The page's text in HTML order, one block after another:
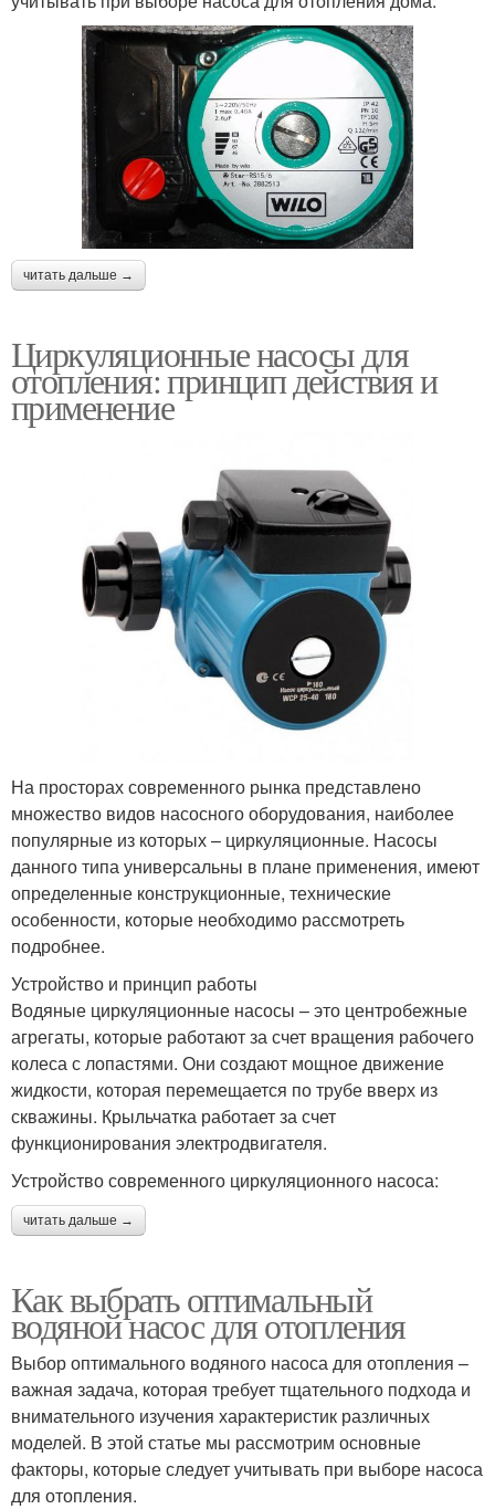
читать дальше →
Циркуляционные насосы для
отопления: принцип действия и
применение
На просторах современного рынка представлено
множество видов насосного оборудования, наиболее
популярные из которых – циркуляционные. Насосы
данного типа универсальны в плане применения, имеют
определенные конструкционные, технические
особенности, которые необходимо рассмотреть
подробнее.
Устройство и принцип работы
Водяные циркуляционные насосы – это центробежные
агрегаты, которые работают за счет вращения рабочего
колеса с лопастями. Они создают мощное движение
жидкости, которая перемещается по трубе вверх из
скважины. Крыльчатка работает за счет
функционирования электродвигателя.
Устройство современного циркуляционного насоса:
читать дальше →
Как выбрать оптимальный
водяной насос для отопления
Выбор оптимального водяного насоса для отопления –
важная задача, которая требует тщательного подхода и
внимательного изучения характеристик различных
моделей. В этой статье мы рассмотрим основные
факторы, которые следует учитывать при выборе насоса
для отопления.